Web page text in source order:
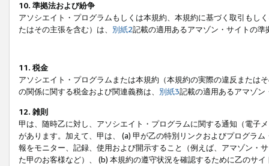
10. 準拠法および紛争
アソシエイト・プログラムもしくは本規約、本規約に基づく取引もし
たはその主張を含む）は、 別紙2記載の適用あるアマゾン・サイトの
11. 税金
アソシエイト・プログラムまたは本規約（本規約の実際の違反または
の関係に関する税金および関連義務は、 別紙3記載の適用あるアマゾン
12. 雑則
甲は、随時乙に対し、アソシエイト・プログラムに関する通知（電子
があります。加えて、甲は、 (a) 甲が乙の特別リンクおよびプログラ
報をモニター、記録、使用および開示すること（例えば、アマゾン・
た甲のお客様など）、 (b) 本規約の遵守状況を確認するために乙のサ